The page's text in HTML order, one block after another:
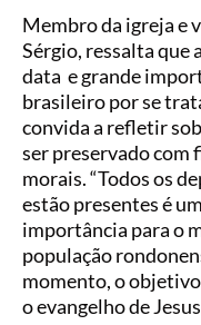
Membro da igreja e
Sérgio, ressalta que
data e grande
brasileiro por se
convida a refletir
ser preservado com
morais. “Todos os
estão presentes é
importância para o
população
momento, o
o evangelho de